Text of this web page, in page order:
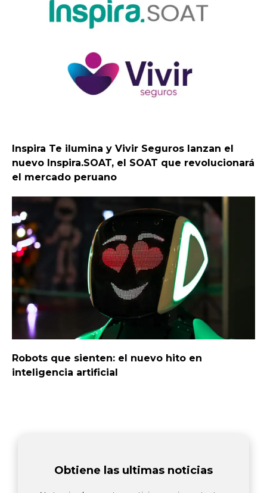
Inspira Te ilumina y Vivir Seguros lanzan el
nuevo Inspira.SOAT, el SOAT que revolucionará
el mercado peruano
Robots que sienten: el nuevo hito en
inteligencia artificial
Obtiene las ultimas noticias